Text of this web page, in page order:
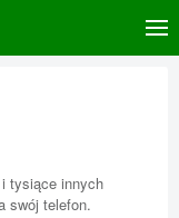
tysiące innych
swój telefon.